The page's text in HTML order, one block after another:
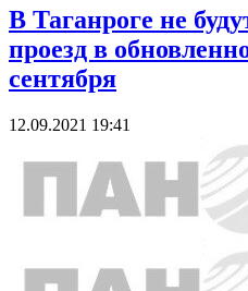
В Таганроге не
проезд в
сентября
12.09.2021 19:41